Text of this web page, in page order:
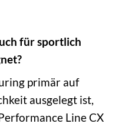
für sportlich
primär auf
ausgelegt ist,
Line CX